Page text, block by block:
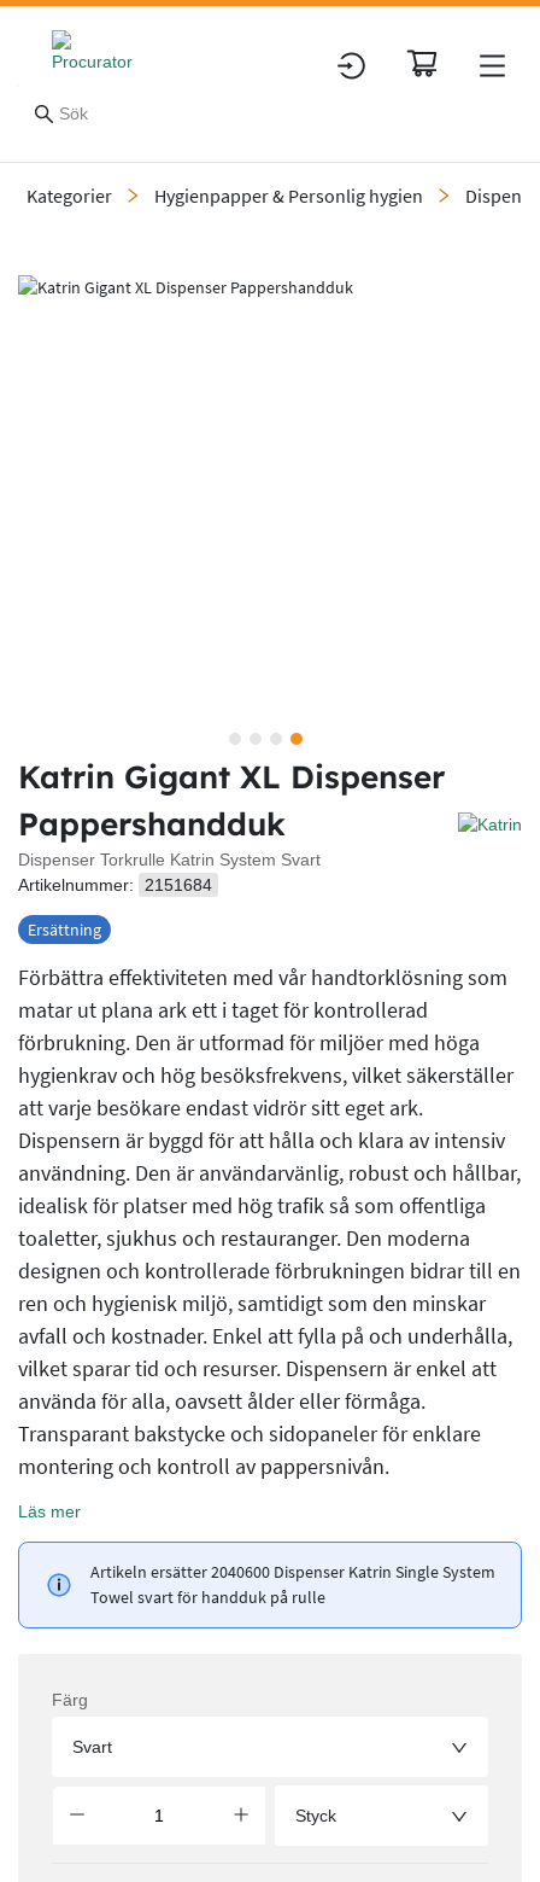
Kategorier Hygienpapper & Personlig hygien
Slide 4 of 4
Katrin Gigant XL Dispenser
Pappershandduk
Dispenser Torkrulle Katrin System Svart
Artikelnummer:
2151684
Ersättning
Förbättra effektiviteten med vår handtorklösning som
matar ut plana ark ett i taget för kontrollerad
förbrukning. Den är utformad för miljöer med höga
hygienkrav och hög besöksfrekvens, vilket säkerställer
att varje besökare endast vidrör sitt eget ark.
Dispensern är byggd för att hålla och klara av intensiv
användning. Den är användarvänlig, robust och hållbar,
idealisk för platser med hög trafik så som offentliga
toaletter, sjukhus och restauranger. Den moderna
designen och kontrollerade förbrukningen bidrar till en
ren och hygienisk miljö, samtidigt som den minskar
avfall och kostnader. Enkel att fylla på och underhålla,
vilket sparar tid och resurser. Dispensern är enkel att
använda för alla, oavsett ålder eller förmåga.
Transparant bakstycke och sidopaneler för enklare
montering och kontroll av pappersnivån.
Läs mer
Artikeln ersätter 2040600 Dispenser Katrin Single System
Towel svart för handduk på rulle
Färg
Svart
Styck